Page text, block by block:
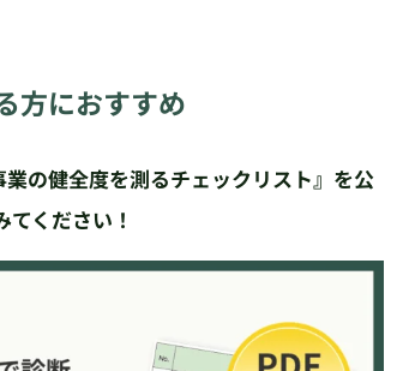
方におすすめ
の健全度を測るチェックリスト』を公
ください！